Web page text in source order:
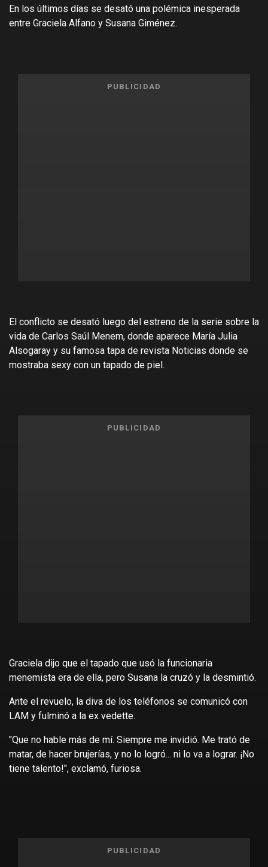
En los últimos días se desató una polémica inesperada
entre Graciela Alfano y Susana Giménez.
PUBLICIDAD
El conflicto se desató luego del estreno de la serie sobre la
vida de Carlos Saúl Menem, donde aparece María Julia
Alsogaray y su famosa tapa de revista Noticias donde se
mostraba sexy con un tapado de piel.
PUBLICIDAD
Graciela dijo que el tapado que usó la funcionaria
menemista era de ella, pero Susana la cruzó y la desmintió.
Ante el revuelo, la diva de los teléfonos se comunicó con
LAM y fulminó a la ex vedette.
"Que no hable más de mí. Siempre me invidió. Me trató de
matar, de hacer brujerías, y no lo logró... ni lo va a lograr. ¡No
tiene talento!", exclamó, furiosa.
PUBLICIDAD